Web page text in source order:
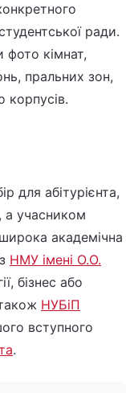
ради.
кімнат,
пральних зон,
корпусів.
для абітурієнта,
а учасником
академічна
НМУ імені О.О.
бізнес або
НУБіП
вступного
.